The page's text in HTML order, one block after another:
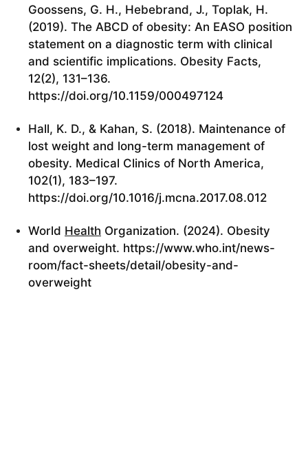
Goossens, G. H., Hebebrand, J., Toplak, H.
(2019). The ABCD of obesity: An EASO position
statement on a diagnostic term with clinical
and scientific implications. Obesity Facts,
12(2), 131–136.
https://doi.org/10.1159/000497124
Hall, K. D., & Kahan, S. (2018). Maintenance of
lost weight and long-term management of
obesity. Medical Clinics of North America,
102(1), 183–197.
https://doi.org/10.1016/j.mcna.2017.08.012
World Health Organization. (2024). Obesity
and overweight. https://www.who.int/news-
room/fact-sheets/detail/obesity-and-
overweight